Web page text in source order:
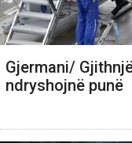
Gjermani/
ndryshojnë punë